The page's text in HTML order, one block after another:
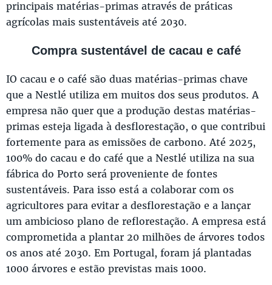
principais matérias-primas através de práticas
agrícolas mais sustentáveis até 2030.
Compra sustentável de cacau e café
IO cacau e o café são duas matérias-primas chave
que a Nestlé utiliza em muitos dos seus produtos. A
empresa não quer que a produção destas matérias-
primas esteja ligada à desflorestação, o que contribui
fortemente para as emissões de carbono. Até 2025,
100% do cacau e do café que a Nestlé utiliza na sua
fábrica do Porto será proveniente de fontes
sustentáveis. Para isso está a colaborar com os
agricultores para evitar a desflorestação e a lançar
um ambicioso plano de reflorestação. A empresa está
comprometida a plantar 20 milhões de árvores todos
os anos até 2030. Em Portugal, foram já plantadas
1000 árvores e estão previstas mais 1000.